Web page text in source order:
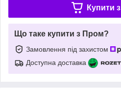
Купити з
Що таке купити з Пром?
Замовлення під захистом
Доступна доставка